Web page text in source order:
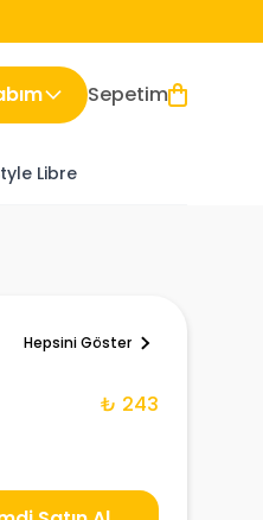
Sepetim
Libre
Hepsini Göster
₺ 243